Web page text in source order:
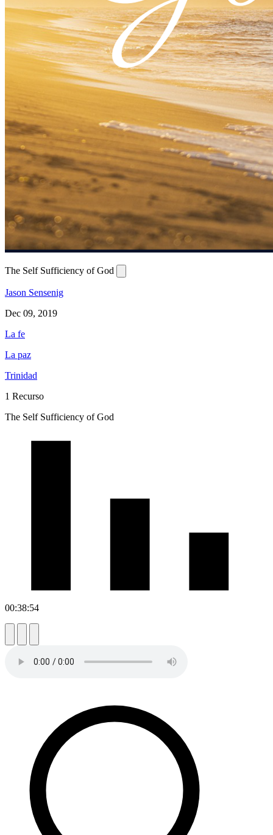
The Self Sufficiency of God
Jason Sensenig
Dec 09, 2019
La fe
La paz
Trinidad
1 Recurso
The Self Sufficiency of God
00:38:54